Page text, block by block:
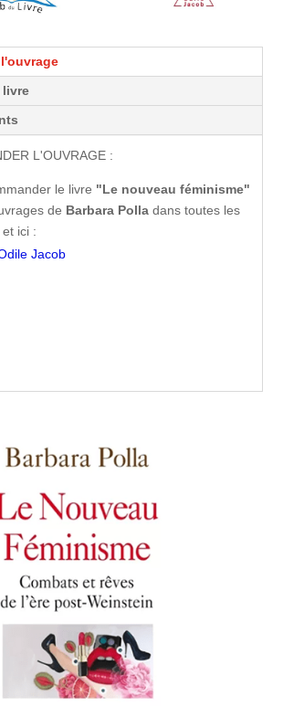
livre
L'OUVRAGE :
le livre "Le nouveau féminisme"
de Barbara Polladans toutes les
ici :
Jacob